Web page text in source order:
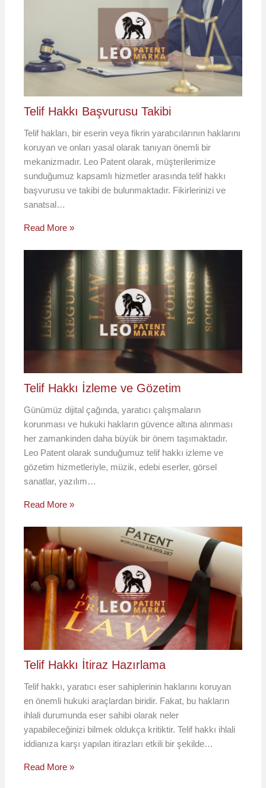
Telif Hakkı Başvurusu Takibi
Telif hakları, bir eserin veya fikrin yaratıcılarının haklarını
koruyan ve onları yasal olarak tanıyan önemli bir
mekanizmadır. Leo Patent olarak, müşterilerimize
sunduğumuz kapsamlı hizmetler arasında telif hakkı
başvurusu ve takibi de bulunmaktadır. Fikirlerinizi ve
sanatsal…
Read More »
Telif Hakkı İzleme ve Gözetim
Günümüz dijital çağında, yaratıcı çalışmaların
korunması ve hukuki hakların güvence altına alınması
her zamankinden daha büyük bir önem taşımaktadır.
Leo Patent olarak sunduğumuz telif hakkı izleme ve
gözetim hizmetleriyle, müzik, edebi eserler, görsel
sanatlar, yazılım…
Read More »
Telif Hakkı İtiraz Hazırlama
Telif hakkı, yaratıcı eser sahiplerinin haklarını koruyan
en önemli hukuki araçlardan biridir. Fakat, bu hakların
ihlali durumunda eser sahibi olarak neler
yapabileceğinizi bilmek oldukça kritiktir. Telif hakkı ihlali
iddianıza karşı yapılan itirazları etkili bir şekilde…
Read More »